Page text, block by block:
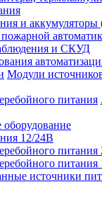
и аккумуляторы
и СКУД
Модули
питания
12/24В
питания
питания
источники